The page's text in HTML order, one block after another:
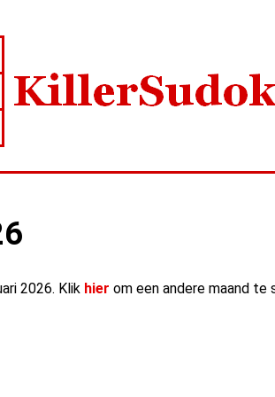
2026. Klik hier om een andere maand te